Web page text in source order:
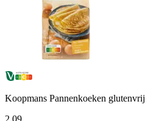
Koopmans Pannenkoeken glutenvrij
2.09